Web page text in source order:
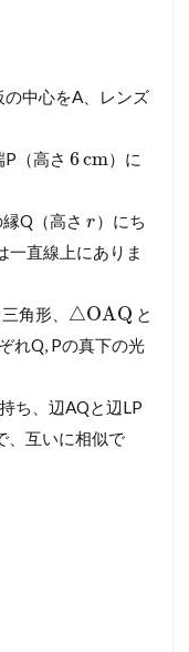
中心をA、レンズ
（高さ 6cm）に
Q（高さ r）にち
一直線上にありま
角形、 △OAQ と
れQ, Pの真下の光
ち、辺AQと辺LP
、互いに相似で